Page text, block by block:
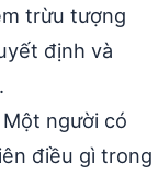
trừu tượng
định và
Một người có
điều gì trong